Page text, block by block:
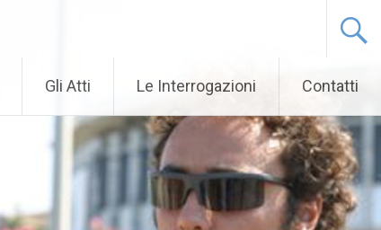
Gli Atti Le Interrogazioni Contatti